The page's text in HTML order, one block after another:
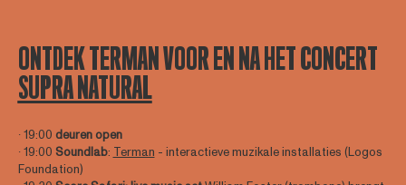
ONTDEK TERMAN VOOR EN NA HET CONCERT
SUPRA NATURAL
∙ 19:00 deuren open
∙ 19:00 Soundlab: Terman - interactieve muzikale installaties (Logos
Foundation)